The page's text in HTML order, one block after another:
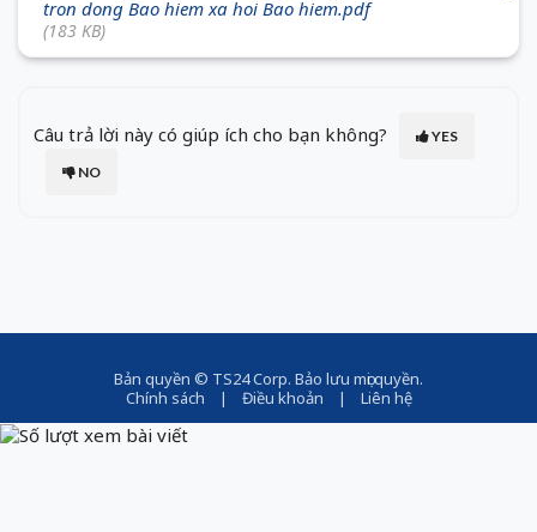
tron dong Bao hiem xa hoi Bao hiem.pdf
(183 KB)
Câu trả lời này có giúp ích cho bạn không?
YES
NO
Bản quyền © TS24 Corp. Bảo lưu mọi quyền.
Chính sách | Điều khoản | Liên hệ